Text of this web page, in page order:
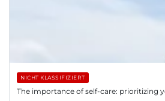
NICHT KLASSIFIZIERT
The importance of self-care: prioritizing